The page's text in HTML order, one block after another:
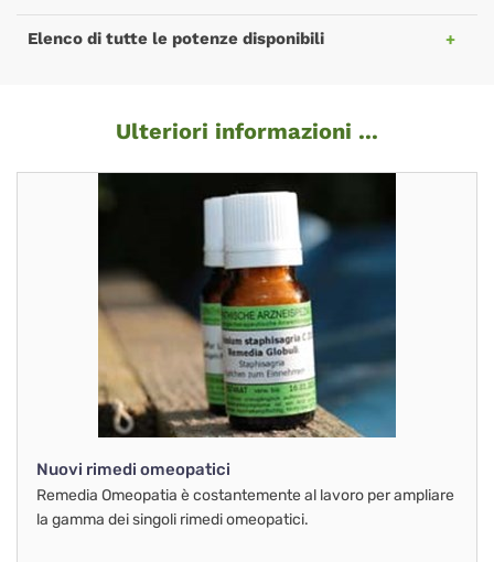
Elenco di tutte le potenze disponibili
Ulteriori informazioni ...
Nuovi rimedi omeopatici
Remedia Omeopatia è costantemente al lavoro per ampliare
la gamma dei singoli rimedi omeopatici.